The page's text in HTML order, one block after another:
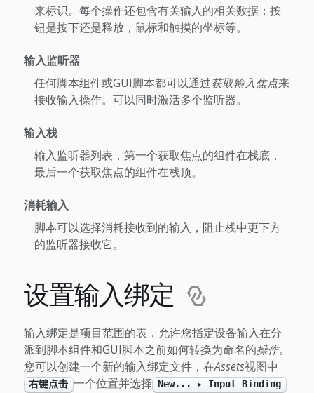
来标识。每个操作还包含有关输入的相关数据：按
钮是按下还是释放，鼠标和触摸的坐标等。
输入监听器
任何脚本组件或GUI脚本都可以通过获取输入焦点来
接收输入操作。可以同时激活多个监听器。
输入栈
输入监听器列表，第一个获取焦点的组件在栈底，
最后一个获取焦点的组件在栈顶。
消耗输入
脚本可以选择消耗接收到的输入，阻止栈中更下方
的监听器接收它。
设置输入绑定
输入绑定是项目范围的表，允许您指定设备输入在分
派到脚本组件和GUI脚本之前如何转换为命名的操作。
您可以创建一个新的输入绑定文件，在Assets视图中
右键点击 一个位置并选择 New... ▸ Input Binding